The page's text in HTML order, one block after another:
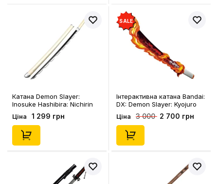
Катана Demon Slayer:
Inosuke Hashibira: Nichirin
Katana, (292599)
Ціна 1 299 грн
SALE
Інтерактивна катана Bandai:
DX: Demon Slayer: Kyojuro
Rengoku: Nichirin Katana,
(64594)
Ціна 3 000 2 700 грн